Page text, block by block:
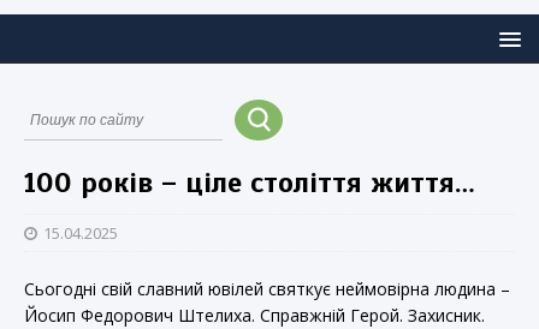
100 років – ціле століття життя…
15.04.2025
Сьогодні свій славний ювілей святкує неймовірна людина –
Йосип Федорович Штелиха. Справжній Герой. Захисник.